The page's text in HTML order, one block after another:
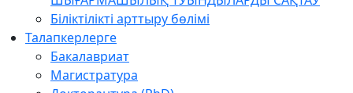
Біліктілікті арттыру бөлімі
Талапкерлерге
Бакалавриат
Магистратура